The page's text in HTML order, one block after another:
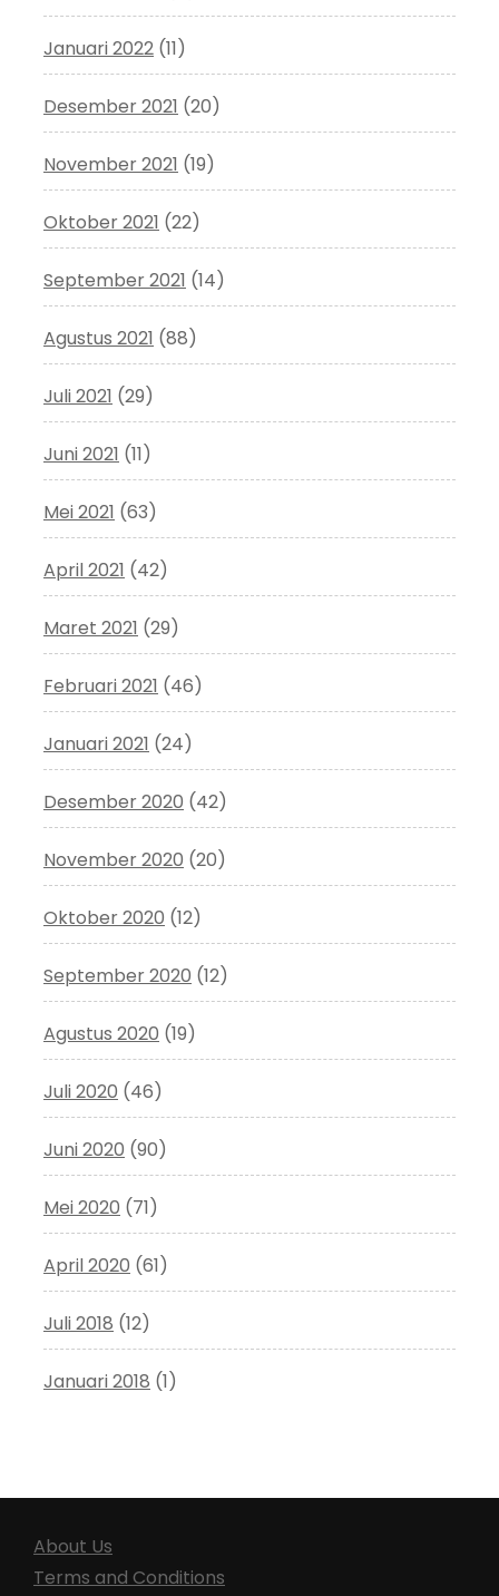
Januari 2022 (11)
Desember 2021 (20)
November 2021 (19)
Oktober 2021 (22)
September 2021 (14)
Agustus 2021 (88)
Juli 2021 (29)
Juni 2021 (11)
Mei 2021 (63)
April 2021 (42)
Maret 2021 (29)
Februari 2021 (46)
Januari 2021 (24)
Desember 2020 (42)
November 2020 (20)
Oktober 2020 (12)
September 2020 (12)
Agustus 2020 (19)
Juli 2020 (46)
Juni 2020 (90)
Mei 2020 (71)
April 2020 (61)
Juli 2018 (12)
Januari 2018 (1)
About Us
Terms and Conditions